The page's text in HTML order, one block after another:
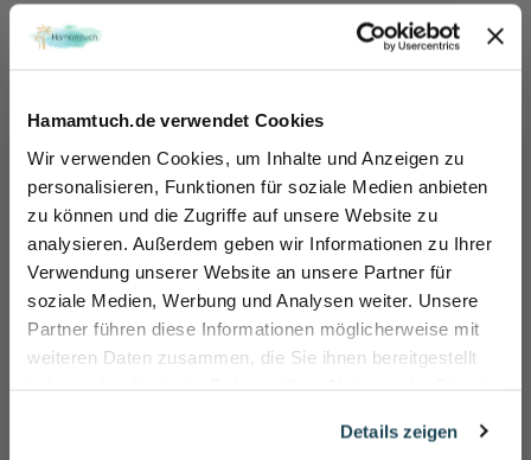
Hamamtuch.de verwendet Cookies
Wir verwenden Cookies, um Inhalte und Anzeigen zu
personalisieren, Funktionen für soziale Medien anbieten
zu können und die Zugriffe auf unsere Website zu
analysieren. Außerdem geben wir Informationen zu Ihrer
Verwendung unserer Website an unsere Partner für
soziale Medien, Werbung und Analysen weiter. Unsere
Partner führen diese Informationen möglicherweise mit
weiteren Daten zusammen, die Sie ihnen bereitgestellt
Details zeigen
Mehr informationen
DIE VORTEILE VON
HAMAMTUCH.DE
At your service
VERSAND INNERHALB DEUTSCHLAND
ÖSTERREICH und das übrige Europa
KUNDENSERVICE
Sicher dir 10% Rabatt!
Name